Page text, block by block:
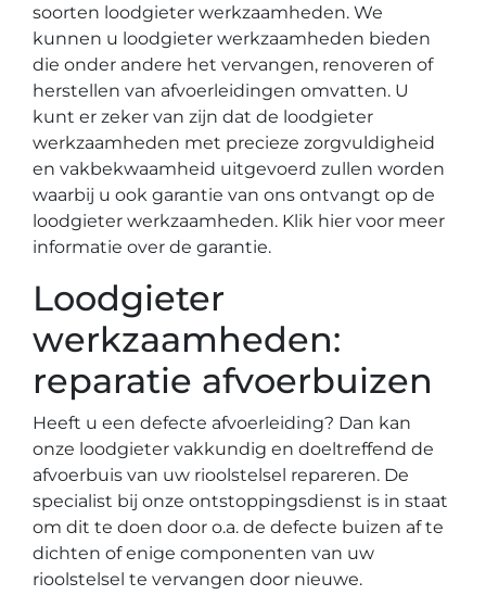
soorten loodgieter werkzaamheden. We
kunnen u loodgieter werkzaamheden bieden
die onder andere het vervangen, renoveren of
herstellen van afvoerleidingen omvatten. U
kunt er zeker van zijn dat de loodgieter
werkzaamheden met precieze zorgvuldigheid
en vakbekwaamheid uitgevoerd zullen worden
waarbij u ook garantie van ons ontvangt op de
loodgieter werkzaamheden. Klik hier voor meer
informatie over de garantie.
Loodgieter
werkzaamheden:
reparatie afvoerbuizen
Heeft u een defecte afvoerleiding? Dan kan
onze loodgieter vakkundig en doeltreffend de
afvoerbuis van uw rioolstelsel repareren. De
specialist bij onze ontstoppingsdienst is in staat
om dit te doen door o.a. de defecte buizen af te
dichten of enige componenten van uw
rioolstelsel te vervangen door nieuwe.